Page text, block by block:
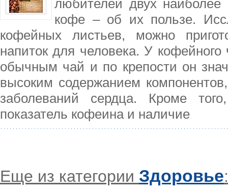
любителей двух
кофе – об их пользе.
кофейных листьев, можно
напиток для человека. У
обычным чай и по крепости он
высоким содержанием
заболеваний сердца. Кроме
показатель кофеина и наличие
Еще из категории Здоровье: